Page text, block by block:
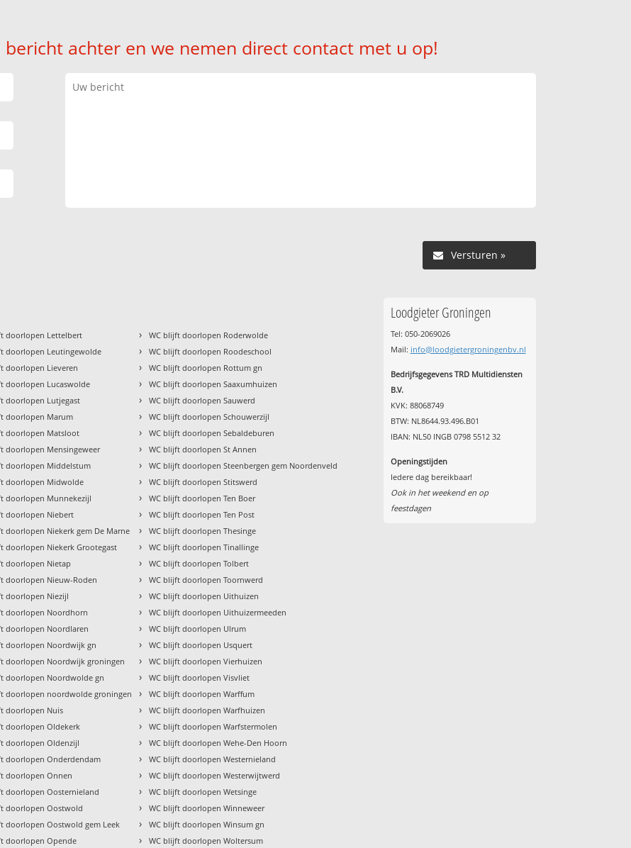
bericht achter en we nemen direct contact met u op!
Versturen »
doorlopen Lettelbert
doorlopen Leutingewolde
doorlopen Lieveren
doorlopen Lucaswolde
doorlopen Lutjegast
doorlopen Marum
doorlopen Matsloot
doorlopen Mensingeweer
doorlopen Middelstum
doorlopen Midwolde
doorlopen Munnekezijl
doorlopen Niebert
doorlopen Niekerk gem De Marne
doorlopen Niekerk Grootegast
doorlopen Nietap
doorlopen Nieuw-Roden
doorlopen Niezijl
doorlopen Noordhorn
doorlopen Noordlaren
doorlopen Noordwijk gn
doorlopen Noordwijk groningen
doorlopen Noordwolde gn
doorlopen noordwolde groningen
doorlopen Nuis
doorlopen Oldekerk
doorlopen Oldenzijl
doorlopen Onderdendam
doorlopen Onnen
doorlopen Oosternieland
doorlopen Oostwold
doorlopen Oostwold gem Leek
doorlopen Opende
› WC blijft doorlopen Roderwolde
› WC blijft doorlopen Roodeschool
› WC blijft doorlopen Rottum gn
› WC blijft doorlopen Saaxumhuizen
› WC blijft doorlopen Sauwerd
› WC blijft doorlopen Schouwerzijl
› WC blijft doorlopen Sebaldeburen
› WC blijft doorlopen St Annen
› WC blijft doorlopen Steenbergen gem Noordenveld
› WC blijft doorlopen Stitswerd
› WC blijft doorlopen Ten Boer
› WC blijft doorlopen Ten Post
› WC blijft doorlopen Thesinge
› WC blijft doorlopen Tinallinge
› WC blijft doorlopen Tolbert
› WC blijft doorlopen Toornwerd
› WC blijft doorlopen Uithuizen
› WC blijft doorlopen Uithuizermeeden
› WC blijft doorlopen Ulrum
› WC blijft doorlopen Usquert
› WC blijft doorlopen Vierhuizen
› WC blijft doorlopen Visvliet
› WC blijft doorlopen Warffum
› WC blijft doorlopen Warfhuizen
› WC blijft doorlopen Warfstermolen
› WC blijft doorlopen Wehe-Den Hoorn
› WC blijft doorlopen Westernieland
› WC blijft doorlopen Westerwijtwerd
› WC blijft doorlopen Wetsinge
› WC blijft doorlopen Winneweer
› WC blijft doorlopen Winsum gn
› WC blijft doorlopen Woltersum
Loodgieter Groningen
Tel: 050-2069026
Mail: info@loodgietergroningenbv.nl
Bedrijfsgegevens TRD Multidiensten
B.V.
KVK: 88068749
BTW: NL8644.93.496.B01
IBAN: NL50 INGB 0798 5512 32
Openingstijden
Iedere dag bereikbaar!
Ook in het weekend en op
feestdagen